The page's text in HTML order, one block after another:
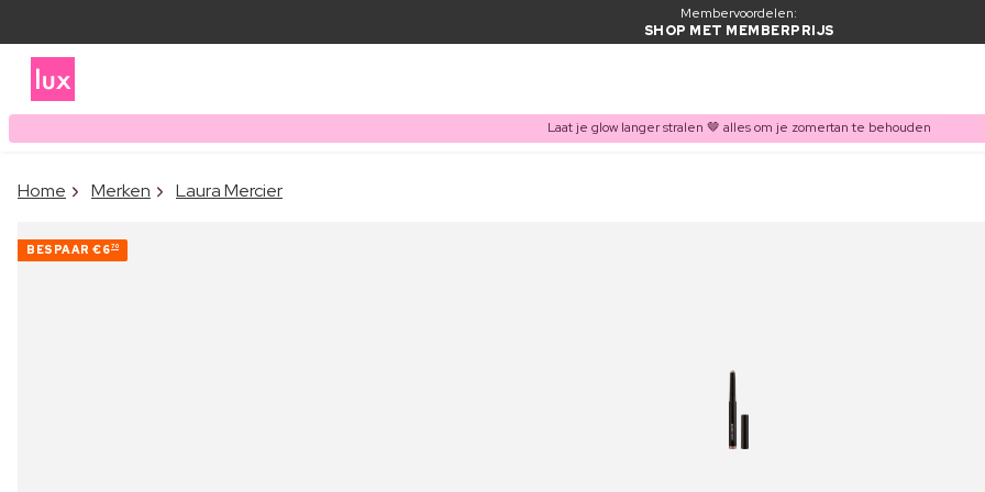
Membervoordelen:
SHOP MET MEMBERPRIJS
Laat je glow langer stralen 🤎 alles om je zomertan te behouden
Home Merken Laura Mercier
BESPAAR €670